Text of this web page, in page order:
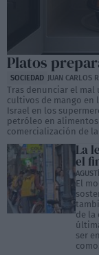
Platos
SOCIEDAD JUAN CARLOS
Tras denunciar el
cultivos de mango en
Israel en los
petróleo en
comercialización de
La
el
El
de la
ser